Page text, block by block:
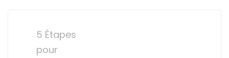
navigation5 Étapes
pour